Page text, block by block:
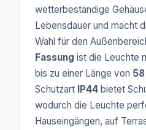
wetterbeständige
Lebensdauer und macht
Wahl für den
Fassung ist die Leuchte
bis zu einer Länge von
Schutzart IP44 bietet
wodurch die Leuchte
Hauseingängen, auf